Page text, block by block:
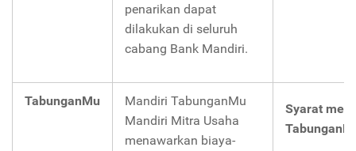
penarikan dapat
dilakukan di seluruh
cabang Bank Mandiri.
TabunganMu
Mandiri TabunganMu
Mandiri Mitra Usaha
menawarkan biaya-
Syarat